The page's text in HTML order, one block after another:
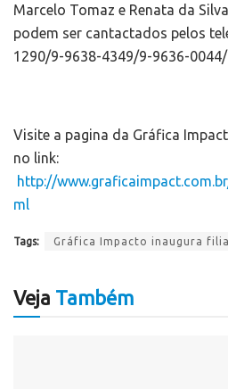
Marcelo Tomaz e Renata da
podem ser cantactados pelos
1290/9-9638-4349/9-9636-
Visite a pagina da Gráfica
no link:
http://
ml
Tags: Gráfica Impacto inaugura
Veja Também